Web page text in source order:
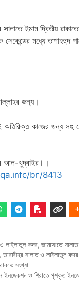
সালাতে ইমাম দ্বিতীয়
মধ্যে তাশাহহুদ
জন্য।
অতিরিক্ত কাজের জন্য সহু
আল-খুদ্বাইর।।
bn/8413
ও লাইলাতুল কদর, জামাআতে সালাত,
তারাবীহর সালাত ও লাইলাতুল কদর,
সংখ্যা
ইনজেকশন ও শিরাতে পুশকৃত